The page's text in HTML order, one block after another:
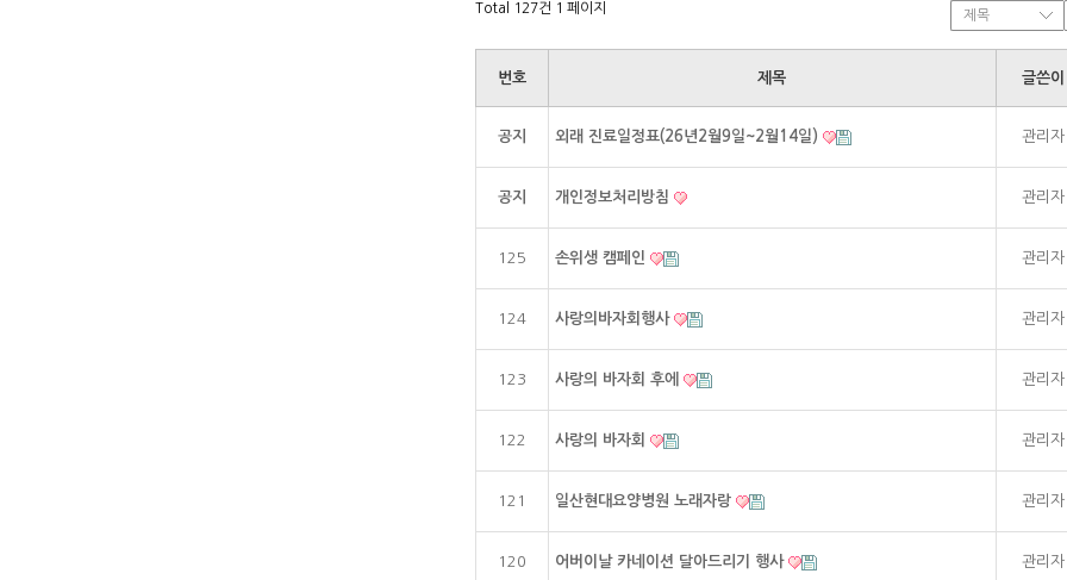
Total 127건 1 페이지
번호 제목 글쓴이
공지 외래 진료일정표(26년2월9일~2월14일) 관리자
공지 개인정보처리방침 관리자
125 손위생 캠페인 관리자
124 사랑의바자회행사 관리자
123 사랑의 바자회 후에 관리자
122 사랑의 바자회 관리자
121 일산현대요양병원 노래자랑 관리자
120 어버이날 카네이션 달아드리기 행사 관리자